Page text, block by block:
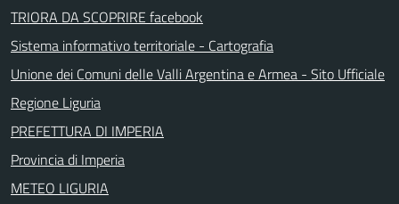
TRIORA DA SCOPRIRE facebook
Sistema informativo territoriale - Cartografia
Unione dei Comuni delle Valli Argentina e Armea - Sito Ufficiale
Regione Liguria
PREFETTURA DI IMPERIA
Provincia di Imperia
METEO LIGURIA